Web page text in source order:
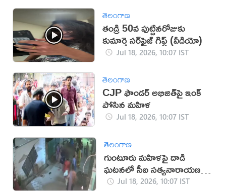
తెలంగాణ
తండ్రి 50వ పుట్టినరోజుకు
కుమార్తె సర్‌ఫ్రైజ్ గిఫ్ట్ (వీడియో)
Jul 18, 2026, 10:07 IST
తెలంగాణ
CJP ఫౌండర్ అభిజిత్‌పై ఇంక్
పోసిన మహిళ
Jul 18, 2026, 10:07 IST
తెలంగాణ
గుంటూరు మహిళపై దాడి
ఘటనలో సీఐ సత్యనారాయణపై
చర్యలుJul 18, 2026, 10:07 IST